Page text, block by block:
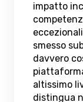
impatto
smesso
davvero
altissimo
distingua